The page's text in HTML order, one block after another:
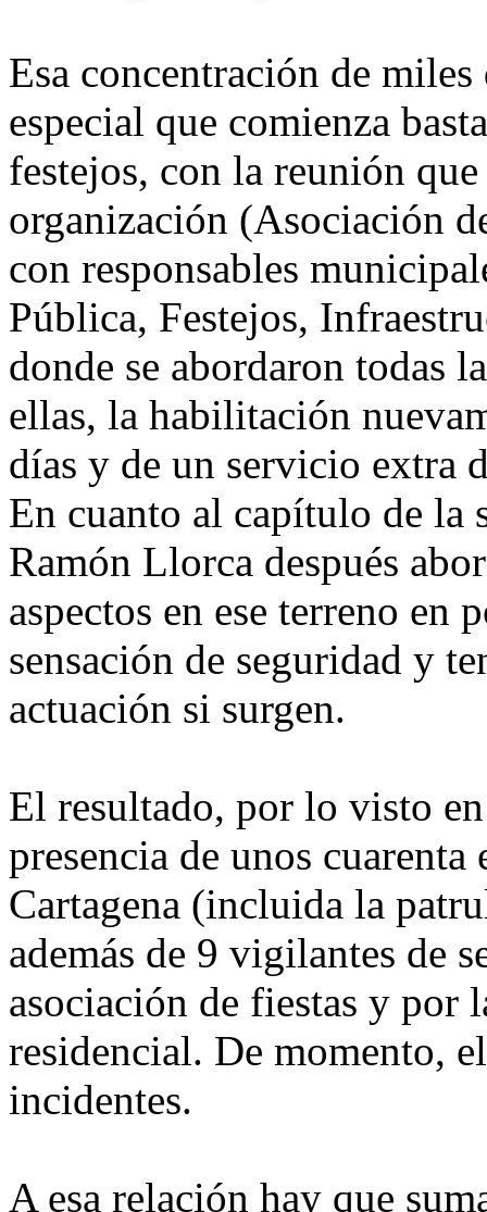
Esa concentración de
especial que comienza
festejos, con la reunión
organización (Asociación
con responsables
Pública, Festejos,
donde se abordaron todas
ellas, la habilitación
días y de un servicio extra
En cuanto al capítulo de la
Ramón Llorca después
aspectos en ese terreno en
sensación de seguridad y
actuación si surgen.
El resultado, por lo visto
presencia de unos
Cartagena (incluida la
además de 9 vigilantes de
asociación de fiestas y por
residencial. De momento,
incidentes.
A esa relación hay que